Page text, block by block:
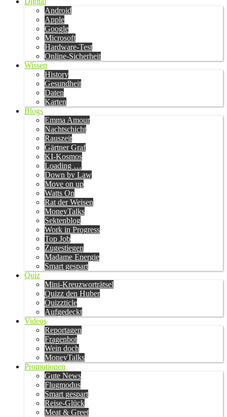
Android
Apple
Google
Microsoft
Hardware-Test
Online-Sicherheit
Wissen
History
Gesundheit
Daten
Karten
Blogs
Emma Amour
Nachtschicht
Rauszeit
Gärtner Graf
KI-Kosmos
Loading …
Down by Law
Move on up
Watts On
Rat der Weisen
MoneyTalks
Sektenblog
Work in Progress
Top Job
Zugestiegen
Madame Energie
Smart gespart
Quiz
Mini-Kreuzworträtsel
Quizz den Huber
Quizzticle
Aufgedeckt
Videos
Reportagen
Fragenbot
Wein doch
MoneyTalks
Promotionen
Gute News
Flugmodus
Smart gespart
Reise-Glück
Meat & Greet